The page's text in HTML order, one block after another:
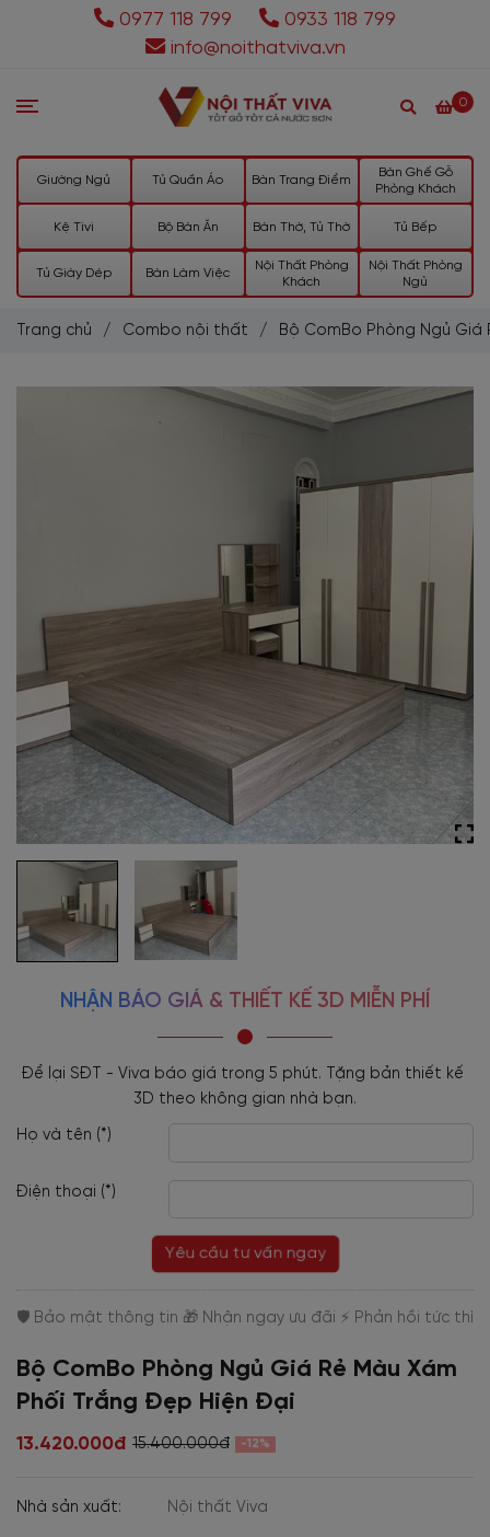
0977 118 799
0933 118 799
info@noithatviva.vn
0
Giường Ngủ Tủ Quần Áo Bàn Trang Điểm
Bàn Ghế Gỗ
Phòng Khách
Kệ Tivi Bộ Bàn Ăn Bàn Thờ, Tủ Thờ Tủ Bếp
Tủ Giày Dép Bàn Làm Việc
Nội Thất Phòng
Khách
Nội Thất Phòng
Ngủ
Trang chủ / Combo nội thất / Bộ ComBo Phòng Ngủ
NHẬN BÁO GIÁ & THIẾT KẾ 3D MIỄN PHÍ
Để lại SĐT - Viva báo giá trong 5 phút. Tặng bản thiết kế
3D theo không gian nhà bạn.
Họ và tên (*)
Điện thoại (*)
Yêu cầu tư vấn ngay
Bộ ComBo Phòng Ngủ Giá Rẻ Màu Xám
Phối Trắng Đẹp Hiện Đại
13.420.000đ 15.400.000đ -12%
Nhà sản xuất: Nội thất Viva